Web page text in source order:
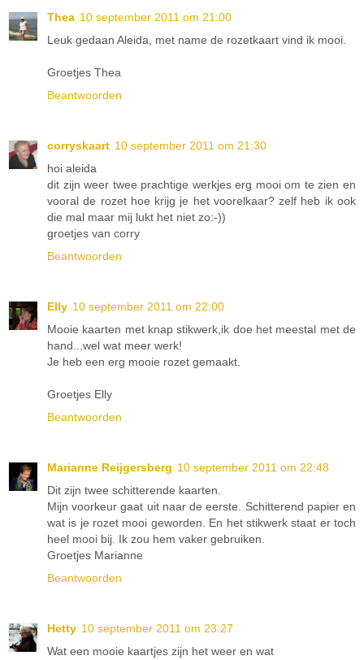
Thea 10 september 2011 om 21:00
Leuk gedaan Aleida, met name de rozetkaart vind ik mooi.
Groetjes Thea
Beantwoorden
corryskaart 10 september 2011 om 21:30
hoi aleida
dit zijn weer twee prachtige werkjes erg mooi om te zien en
vooral de rozet hoe krijg je het voorelkaar? zelf heb ik ook
die mal maar mij lukt het niet zo:-))
groetjes van corry
Beantwoorden
Elly 10 september 2011 om 22:00
Mooie kaarten met knap stikwerk,ik doe het meestal met de
hand...wel wat meer werk!
Je heb een erg mooie rozet gemaakt.
Groetjes Elly
Beantwoorden
Marianne Reijgersberg 10 september 2011 om 22:48
Dit zijn twee schitterende kaarten.
Mijn voorkeur gaat uit naar de eerste. Schitterend papier en
wat is je rozet mooi geworden. En het stikwerk staat er toch
heel mooi bij. Ik zou hem vaker gebruiken.
Groetjes Marianne
Beantwoorden
Hetty 10 september 2011 om 23:27
Wat een mooie kaartjes zijn het weer en wat